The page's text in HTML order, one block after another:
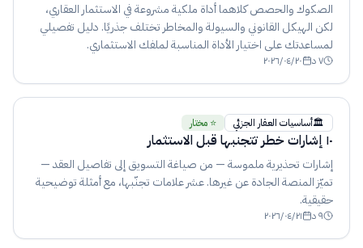
الصكوك والحصص كلاهما أداة ملكية مشروعة في الاستثمار العقاري،
لكن الهيكل القانوني والسيولة والمخاطر تختلف جذريًا. دليل تفصيلي
لمساعدتك على اختيار الأداة المناسبة لملفك الاستثماري.
٧د ٢٠٢٦/٠٤/٢٠
🏛️أساسيات العقار الجزئي ⭐ مختار
١٠ إشارات خطر تتجنبها قبل الاستثمار
إشارات تحذيرية ملموسة — من صياغة التسويق إلى تفاصيل العقد —
تميّز المنصة الجادة عن غيرها. عشر علامات تجنّبها، مع أمثلة توضيحية
حقيقية.
٩د ٢٠٢٦/٠٤/٢١